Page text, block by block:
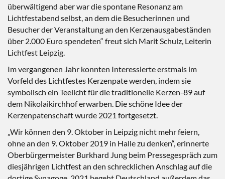
überwältigend aber war die spontane Resonanz am
Lichtfestabend selbst, an dem die Besucherinnen und
Besucher der Veranstaltung an den Kerzenausgabeständen
über 2.000 Euro spendeten“ freut sich Marit Schulz, Leiterin
Lichtfest Leipzig.
Im vergangenen Jahr konnten Interessierte erstmals im
Vorfeld des Lichtfestes Kerzenpate werden, indem sie
symbolisch ein Teelicht für die traditionelle Kerzen-89 auf
dem Nikolaikirchhof erwarben. Die schöne Idee der
Kerzenpatenschaft wurde 2021 fortgesetzt.
„Wir können den 9. Oktober in Leipzig nicht mehr feiern,
ohne an den 9. Oktober 2019 in Halle zu denken“, erinnerte
Oberbürgermeister Burkhard Jung beim Pressegespräch zum
diesjährigen Lichtfest an den schrecklichen Anschlag auf die